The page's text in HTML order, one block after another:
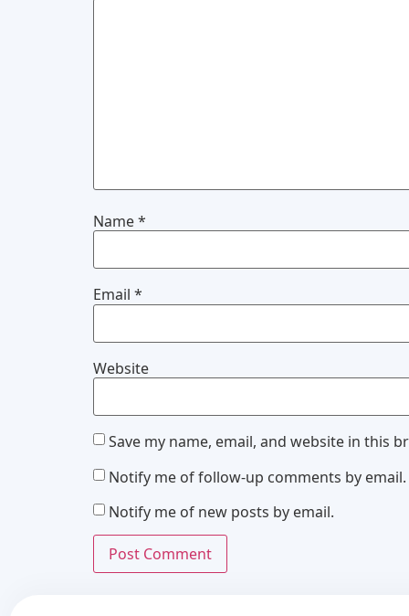
Name*
Email *
Website
Save my name, email, and website in this
Notify me of follow-up comments by email.
Notify me of new posts by email.